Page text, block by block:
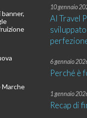
Marche
10 gennaio
AI Travel
6 gennaio
Perché è
1 gennaio
Recap di